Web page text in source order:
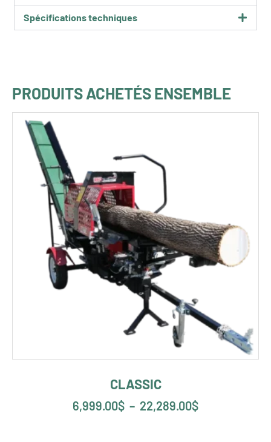
Spécifications techniques
PRODUITS ACHETÉS ENSEMBLE
CLASSIC
6,999.00$ – 22,289.00$